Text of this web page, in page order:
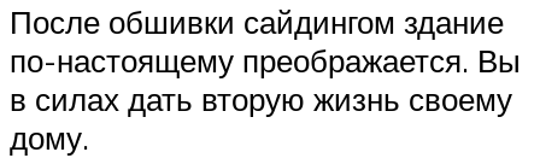
После обшивки сайдингом здание
по-настоящему преображается. Вы
в силах дать вторую жизнь своему
дому.